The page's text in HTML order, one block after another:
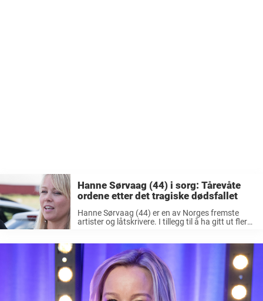
Hanne Sørvaag (44) i sorg: Tårevåte
ordene etter det tragiske dødsfallet
Hanne Sørvaag (44) er en av Norges fremste
artister og låtskrivere. I tillegg til å ha gitt ut flere